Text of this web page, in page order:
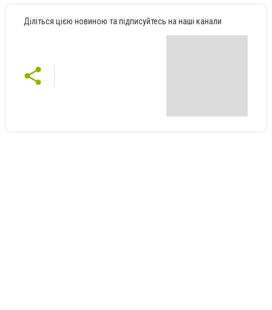
Діліться цією новиною та підписуйтесь на наші канали